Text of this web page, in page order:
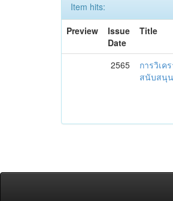
Item hits:
Preview
Issue
Date
Title
2565
การวิเค
สนับสนุน